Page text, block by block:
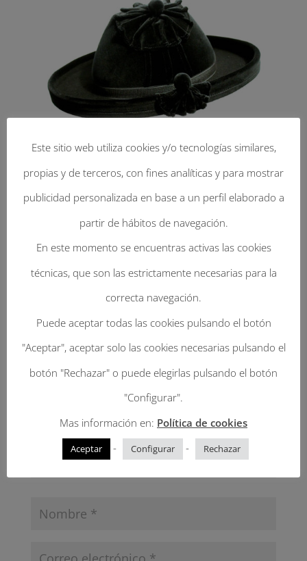
Tu dirección de correo electrónico no será
publicada.
Los campos obligatorios están
Este sitio web utiliza cookies y/o tecnologías similares,
propias y de terceros, con fines analíticas y para mostrar
publicidad personalizada en base a un perfil elaborado a
partir de hábitos de navegación.
En este momento se encuentras activas las cookies
técnicas, que son las estrictamente necesarias para la
correcta navegación.
Puede aceptar todas las cookies pulsando el botón
"Aceptar", aceptar solo las cookies necesarias pulsando el
botón "Rechazar" o puede elegirlas pulsando el botón
"Configurar".
Mas información en: Política de cookies
Aceptar - Configurar - Rechazar